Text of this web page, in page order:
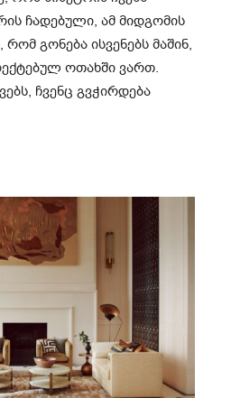
ჩადებული, ამ მიდგომის
გონება ისვენებს მაშინ,
ოთახში ვართ.
ჩვენც გვჭირდება